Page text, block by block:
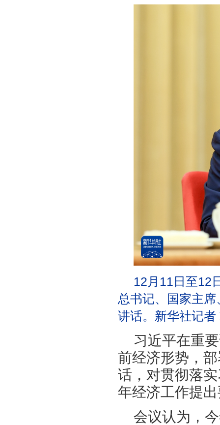
12月11日至12
总书记、国家主
讲话。新华社记者
习近平在重
前经济形势，
话，对贯彻落
年经济工作提
会议认为，